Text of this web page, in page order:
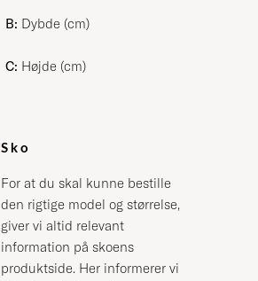
B: Dybde (cm)
C: Højde (cm)
Sko
For at du skal kunne bestille
den rigtige model og størrelse,
giver vi altid relevant
information på skoens
produktside. Her informerer vi